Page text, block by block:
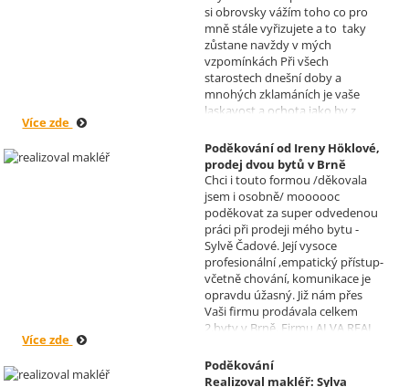
Čadová
si obrovsky vážím toho co pro
mně stále vyřizujete a to taky
zůstane navždy v mých
vzpomínkách Při všech
starostech dnešní doby a
mnohých zklamáních je vaše
laskavost a ochota jako by z
informace a děkuji za vaše úsilí.
Zatím se mějte moc a moc hezky.
S pozdravem Pavel Míšek
Více zde
Poděkování od Ireny Höklové,
prodej dvou bytů v Brně
Realizoval makléř: Sylva
Čadová
Chci i touto formou /děkovala
jsem i osobně/ moooooc
poděkovat za super odvedenou
práci při prodeji mého bytu -
Sylvě Čadové. Její vysoce
profesionální ,empatický přístup-
včetně chování, komunikace je
opravdu úžasný. Již nám přes
Vaši firmu prodávala celkem
2.byty v Brně. Firmu ALVA REAL
Krásné dny Vám a Vašim
zaměstnancům. Irena Höklová,
Více zde
Poděkování
Realizoval makléř: Sylva